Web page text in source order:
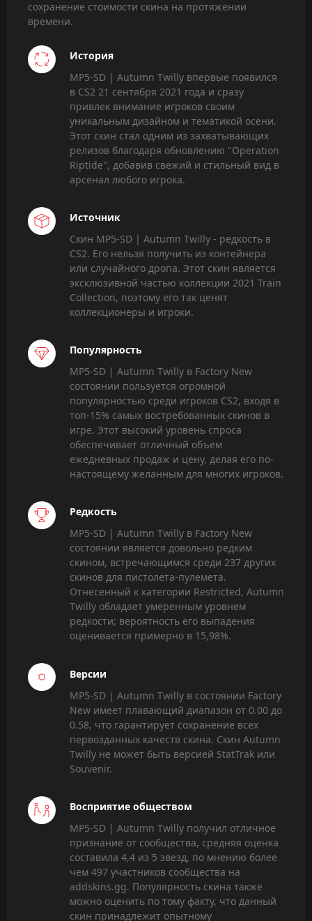
сохранение стоимости скина на протяжении
времени.
История
MP5-SD | Autumn Twilly впервые появился
в CS2 21 сентября 2021 года и сразу
привлек внимание игроков своим
уникальным дизайном и тематикой осени.
Этот cкин стал одним из захватывающих
релизов благодаря обновлению "Operation
Riptide", добавив свежий и стильный вид в
арсенал любого игрока.
Источник
Скин MP5-SD | Autumn Twilly - редкость в
CS2. Его нельзя получить из контейнера
или случайного дропа. Этот скин является
эксклюзивной частью коллекции 2021 Train
Collection, поэтому его так ценят
коллекционеры и игроки.
Популярность
MP5-SD | Autumn Twilly в Factory New
состоянии пользуется огромной
популярностью среди игроков CS2, входя в
топ-15% самых востребованных скинов в
игре. Этот высокий уровень спроса
обеспечивает отличный объем
ежедневных продаж и цену, делая его по-
настоящему желанным для многих игроков.
Редкость
MP5-SD | Autumn Twilly в Factory New
состоянии является довольно редким
скином, встречающимся среди 237 других
скинов для пистолета-пулемета.
Отнесенный к категории Restricted, Autumn
Twilly обладает умеренным уровнем
редкости; вероятность его выпадения
оценивается примерно в 15,98%.
Версии
MP5-SD | Autumn Twilly в состоянии Factory
New имеет плавающий диапазон от 0.00 до
0.58, что гарантирует сохранение всех
первозданных качеств скина. Скин Autumn
Twilly не может быть версией StatTrak или
Souvenir.
Восприятие обществом
MP5-SD | Autumn Twilly получил отличное
признание от сообщества, средняя оценка
составила 4,4 из 5 звезд, по мнению более
чем 497 участников сообщества на
addskins.gg. Популярность скина также
можно оценить по тому факту, что данный
скин принадлежит опытному